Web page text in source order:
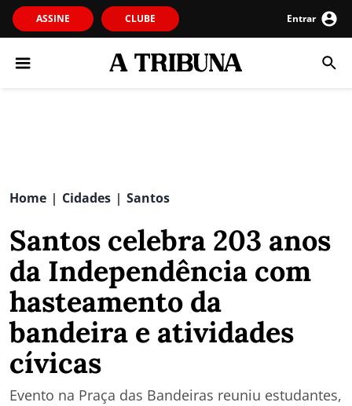
ASSINE CLUBE Entrar
Home | Cidades | Santos
Santos celebra 203 anos
da Independência com
hasteamento da
bandeira e atividades
cívicas
Evento na Praça das Bandeiras reuniu estudantes,